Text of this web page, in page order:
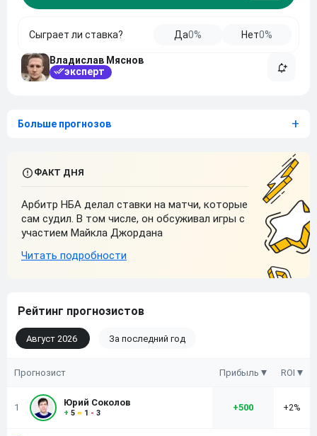
Сыграет ли ставка? Да0% Нет0%
Владислав Мяснов
эксперт
Больше прогнозов
Арбитр НБА делал ставки на матчи, которые
сам судил. В том числе, он обсуживал игры с
участием Майкла Джордана
Рейтинг прогнозистов
Август 2026 За последний год
Прогнозист Прибыль ROI
1 Юрий Соколов
+ 5 = 1 - 3
+500 +2%